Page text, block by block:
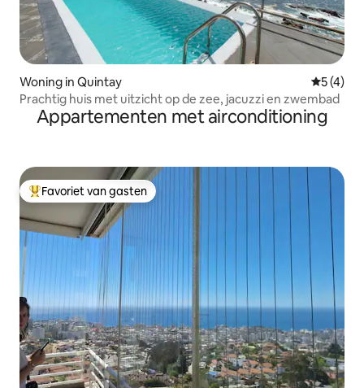
Woning in Quintay
5 (4)
Prachtig huis met uitzicht op de zee, jacuzzi en zwembad
Appartementen met airconditioning
Topfavoriet van gasten
Favoriet van gasten